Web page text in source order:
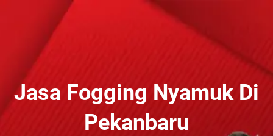
Jasa Fogging Nyamuk Di
Pekanbaru